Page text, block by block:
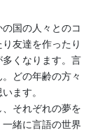
国の人々とのコ
友達を作ったり
くなります。言
どの年齢の方々
ます。
それぞれの夢を
緒に言語の世界